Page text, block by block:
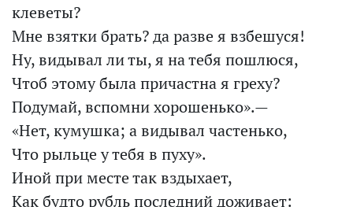
клеветы?
Мне взятки брать? да разве я взбешуся!
Ну, видывал ли ты, я на тебя пошлюся,
Чтоб этому была причастна я греху?
Подумай, вспомни хорошенько».—
«Нет, кумушка; а видывал частенько,
Что рыльце у тебя в пуху».
Иной при месте так вздыхает,
Как будто рубль последний доживает: